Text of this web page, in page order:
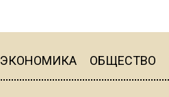
ЭКОНОМИКА ОБЩЕСТВО